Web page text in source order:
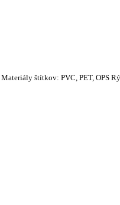
štítkov: PVC, PET, OPS